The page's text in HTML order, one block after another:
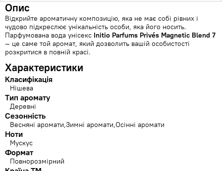
Опис
Відкрийте ароматичну композицію, яка не має собі рівних і
чудово підкреслює унікальність особи, яка його носить.
Парфумована вода унісекс Initio Parfums Privés Magnetic Blend 7
— це саме той аромат, який дозволить вашій особистості
розкритися в повній красі.
Характеристики
Класифікація
Нішева
Тип аромату
Деревні
Сезонність
Весняні аромати Зимні аромати Осінні аромати
Ноти
Мускус
Формат
Повнорозмірний